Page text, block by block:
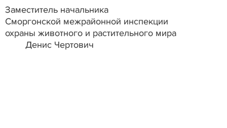
Заместитель начальника
Сморгонской межрайонной инспекции
охраны животного и растительного мира
Денис Чертович